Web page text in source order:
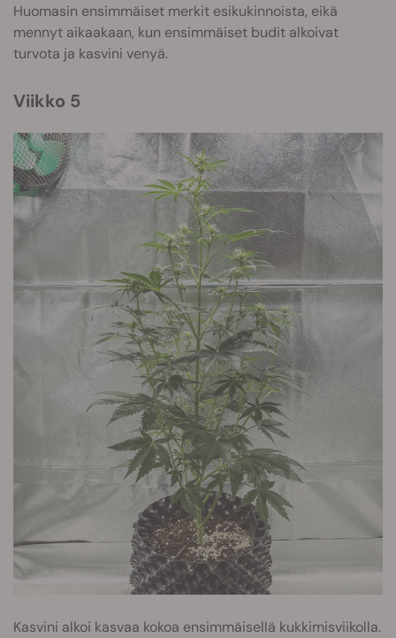
Huomasin ensimmäiset merkit esikukinnoista, eikä
mennyt aikaakaan, kun ensimmäiset budit alkoivat
turvota ja kasvini venyä.
Viikko 5
Kasvini alkoi kasvaa kokoa ensimmäisellä kukkimisviikolla.